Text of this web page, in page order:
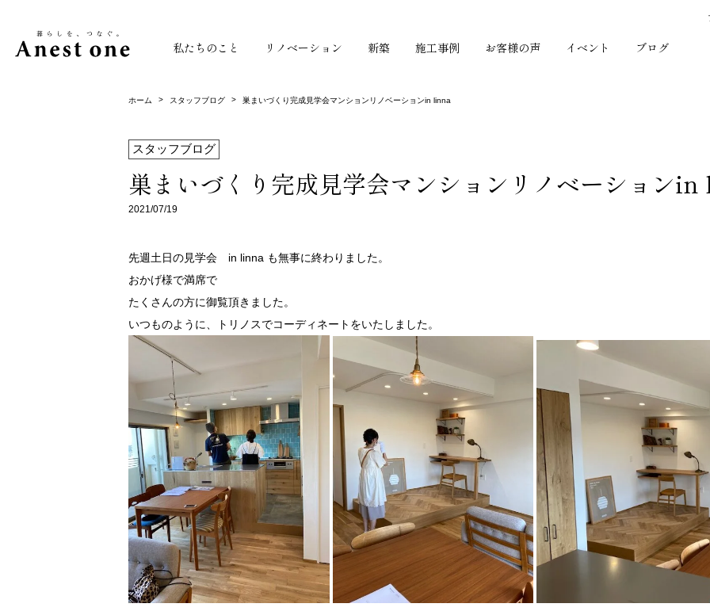
私たちのこと リノベーション 新築 施工事例 お客様の声 イベント ブログ
ホーム > スタッフブログ > 巣まいづくり完成見学会マンションリノベーションin linna
スタッフブログ
巣まいづくり完成見学会マンションリノベーション
2021/07/19
先週土日の見学会 in linna も無事に終わりました。
おかげ様で満席で
たくさんの方に御覧頂きました。
いつものように、トリノスでコーディネートをいたしました。